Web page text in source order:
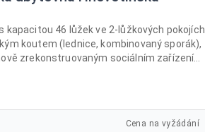
kapacitou 46 lůžek ve 2-lůžkových pokojích
koutem (lednice, kombinovaný sporák),
zrekonstruovaným sociálním zařízením
Na pokojích je povlečení, ručníky a
Cena na vyžádání